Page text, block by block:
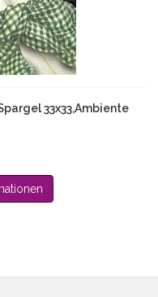
33x33,Ambiente